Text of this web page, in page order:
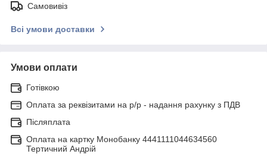
Самовивіз
Всі умови доставки
Умови оплати
Готівкою
Оплата за реквізитами на р/р - надання рахунку з ПДВ
Післяплата
Оплата на картку Монобанку 4441111044634560
Тертичний Андрій